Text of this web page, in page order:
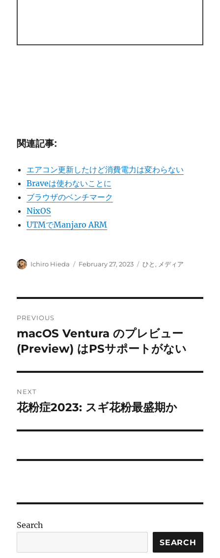
関連記事:
エアコン更新したけど消費電力は変わらない
Braveは使わないことに
ブラウザのベンチマーク
NixOS
UTMでManjaro ARM
Author
Ichiro Hieda
Posted
February 27, 2023 Categories
ひと , メディア
navigation
PREVIOUS
Previous
post:
macOS Ventura のプレビュー
(Preview) はPSサポートがない
NEXT
Next
花粉症2023: スギ花粉最盛期か
Search
SEARCH